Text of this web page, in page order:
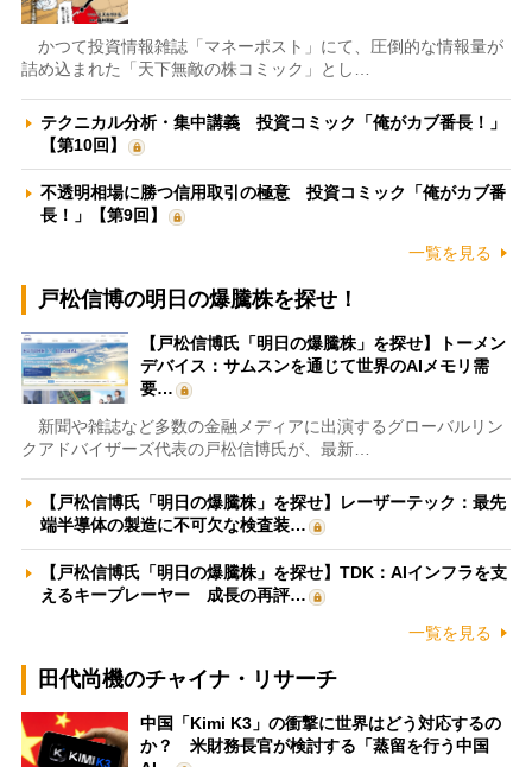
かつて投資情報雑誌「マネーポスト」にて、圧倒的な情報量が
詰め込まれた「天下無敵の株コミック」とし…
テクニカル分析・集中講義 投資コミック「俺がカブ番長！」
【第10回】
不透明相場に勝つ信用取引の極意 投資コミック「俺がカブ番
長！」【第9回】
一覧を見る
戸松信博の明日の爆騰株を探せ！
【戸松信博氏「明日の爆騰株」を探せ】トーメン
デバイス：サムスンを通じて世界のAIメモリ需
要…
新聞や雑誌など多数の金融メディアに出演するグローバルリン
クアドバイザーズ代表の戸松信博氏が、最新…
【戸松信博氏「明日の爆騰株」を探せ】レーザーテック：最先
端半導体の製造に不可欠な検査装…
【戸松信博氏「明日の爆騰株」を探せ】TDK：AIインフラを支
えるキープレーヤー 成長の再評…
一覧を見る
田代尚機のチャイナ・リサーチ
中国「Kimi K3」の衝撃に世界はどう対応するの
か？ 米財務長官が検討する「蒸留を行う中国